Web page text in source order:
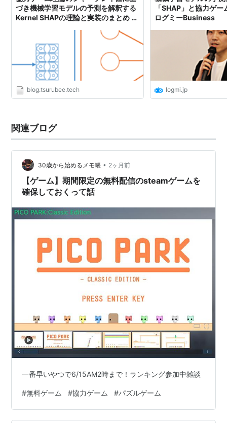
づき機械学習モデルの予測を解釈する
Kernel SHAPの理論と実装のまとめ -
blog.tsurubee.tech
「SHAP」と協力ゲ
ログミーBusiness
logmi.jp
関連ブログ
30歳から始めるメモ帳 • 2ヶ月前
【ゲーム】期間限定の無料配信のsteamゲームを
確保しておくって話
一番早いやつで6/15AM2時まで！ランキング参加中雑談
#無料ゲーム #協力ゲーム #パズルゲーム